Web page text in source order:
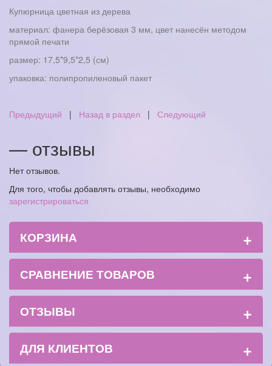
Купюрница цветная из дерева
материал: фанера берёзовая 3 мм, цвет нанесён методом
прямой печати
размер: 17,5*9,5*2,5 (см)
упаковка: полипропиленовый пакет
Предыдущий | Назад в раздел | Следующий
— отзывы
Нет отзывов.
Для того, чтобы добавлять отзывы, необходимо
зарегистрироваться
КОРЗИНА +
СРАВНЕНИЕ ТОВАРОВ +
ОТЗЫВЫ +
ДЛЯ КЛИЕНТОВ +